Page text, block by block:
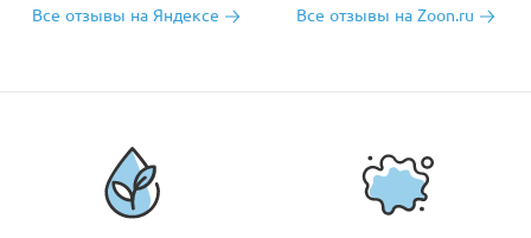
Все отзывы на Яндексе Все отзывы на Zoon.ru